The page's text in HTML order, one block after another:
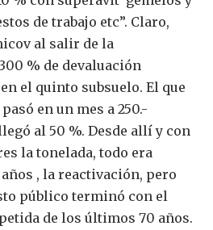
de trabajo etc”. Claro,
al salir de la
% de devaluación
el quinto subsuelo. El que
en un mes a 250.-
al 50 %. Desde allí y con
la tonelada, todo era
, la reactivación, pero
público terminó con el
de los últimos 70 años.